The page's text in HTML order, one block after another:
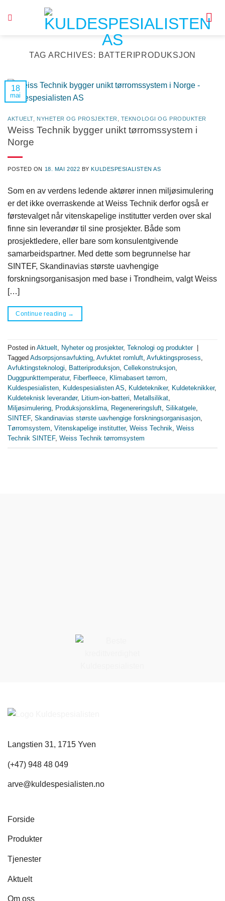
TAG ARCHIVES: BATTERIPRODUKSJON
18
mai
AKTUELT, NYHETER OG PROSJEKTER TEKNOLOGI OG PRODUKTER
Weiss Technik bygger unikt tørromssystem i
Norge
POSTED ON 18. MAI 2022 BYKULDESPESIALISTEN AS
Som en av verdens ledende aktører innen miljøsimulering
er det ikke overraskende at Weiss Technik derfor også er
førstevalget når vitenskapelige institutter verden over skal
finne sin leverandør til sine prosjekter. Både som
prosjektledere, eller bare som konsulentgivende
samarbeidspartner. Med dette som begrunnelse har
SINTEF, Skandinavias største uavhengige
forskningsorganisasjon med base i Trondheim, valgt Weiss
[…]
Continue reading →
Posted in Aktuelt, Nyheter og prosjekter, Teknologi og produkter
Tagged Adsorpsjonsavfukting, Avfuktet romluft, Avfuktingsprosess,
Avfuktingsteknologi, Batteriproduksjon, Cellekonstruksjon,
Duggpunkttemperatur, Fiberfleece, Klimabasert tørrom,
Kuldespesialisten, Kuldespesialisten AS, Kuldetekniker, Kuldeteknikker,
Kuldeteknisk leverandør, Litium-ion-batteri, Metallsilikat,
Miljøsimulering, Produksjonsklima, Regenereringsluft, Silikatgele,
SINTEF, Skandinavias største uavhengige forskningsorganisasjon,
Tørromsystem, Vitenskapelige institutter, Weiss Technik, Weiss
Technik SINTEF, Weiss Technik tørromsystem
Langstien 31, 1715 Yven
(+47) 948 48 049
arve@kuldespesialisten.no
Forside
Produkter
Tjenester
Aktuelt
Om oss